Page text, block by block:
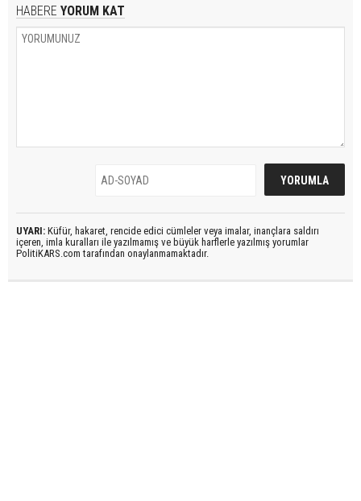
HABERE YORUM KAT
UYARI: Küfür, hakaret, rencide edici cümleler veya imalar, inançlara saldırı
içeren, imla kuralları ile yazılmamış ve büyük harflerle yazılmış yorumlar
PolitiKARS.com tarafından onaylanmamaktadır.